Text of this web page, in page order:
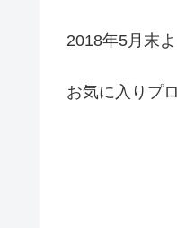
2018年5月末
お気に入りプ